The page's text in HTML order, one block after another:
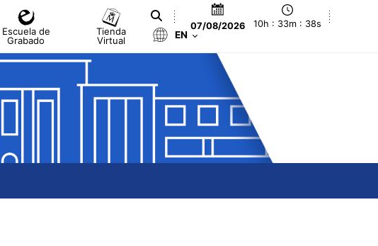
Escuela de
Grabado
Tienda
Virtual
07/08/2026 10h : 33m : 39s
EN